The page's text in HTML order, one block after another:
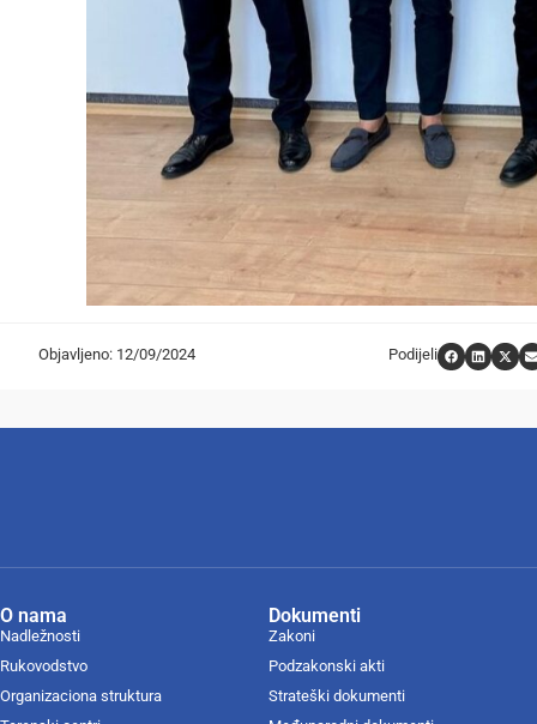
Objavljeno: 12/09/2024 Podijeli
O nama
Nadležnosti
Rukovodstvo
Organizaciona struktura
Dokumenti
Zakoni
Podzakonski akti
Strateški dokumenti